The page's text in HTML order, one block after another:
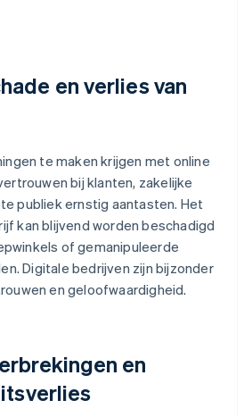
en verlies van
te maken krijgen met online
bij klanten, zakelijke
publiek ernstig aantasten. Het
kan blijvend worden beschadigd
of gemanipuleerde
Digitale bedrijven zijn bijzonder
en geloofwaardigheid.
en